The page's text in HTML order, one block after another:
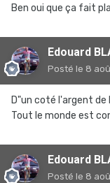
Ben oui que ça fait
Edouard
Posté le 8
D"un coté l'argent de
Tout le monde est
Edouard
Posté le 8